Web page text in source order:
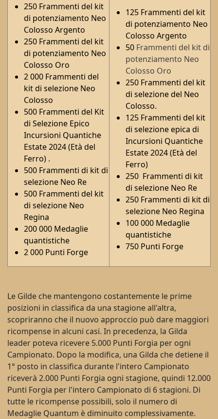
250 Frammenti del kit
di potenziamento Neo
Colosso Argento
250 Frammenti del kit
di potenziamento Neo
Colosso Oro
2 000 Frammenti del
kit di selezione Neo
Colosso
500 Frammenti del Kit
di Selezione Epico
Incursioni Quantiche
Estate 2024 (Età del
Ferro) .
500 Frammenti di kit di
selezione Neo Re
500 Frammenti del kit
di selezione Neo
Regina
200 000 Medaglie
quantistiche
2 000 Punti Forge
125 Frammenti del kit
di potenziamento Neo
Colosso Argento
50 Frammenti del kit di
potenziamento Neo
Colosso Oro
250 Frammenti del kit
di selezione del Neo
Colosso.
125 Frammenti del kit
di selezione epica di
Incursioni Quantiche
Estate 2024 (Età del
Ferro)
250 Frammenti di kit
di selezione Neo Re
250 Frammenti di kit di
selezione Neo Regina
100 000 Medaglie
quantistiche
750 Punti Forge
Le Gilde che mantengono costantemente le prime
posizioni in classifica da una stagione all'altra,
scopriranno che il nuovo approccio può dare maggiori
ricompense in alcuni casi. In precedenza, la Gilda
leader poteva ricevere 5.000 Punti Forgia per ogni
Campionato. Dopo la modifica, una Gilda che detiene il
1° posto in classifica durante l'intero Campionato
riceverà 2.000 Punti Forgia ogni stagione, quindi 12.000
Punti Forgia per l'intero Campionato di 6 stagioni. Di
tutte le ricompense possibili, solo il numero di
Medaglie Quantum è diminuito complessivamente.